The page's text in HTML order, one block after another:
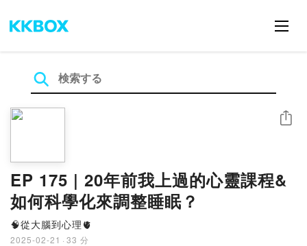
EP 175 | 20年前我上過的心靈課程&
如何科學化來調整睡眠？
🧠從大腦到心理🫀
2025-02-21 · 33 分
シェア